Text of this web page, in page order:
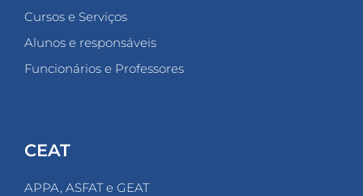
Cursos e Serviços
Alunos e responsáveis
Funcionários e Professores
CEAT
APPA, ASFAT e GEAT